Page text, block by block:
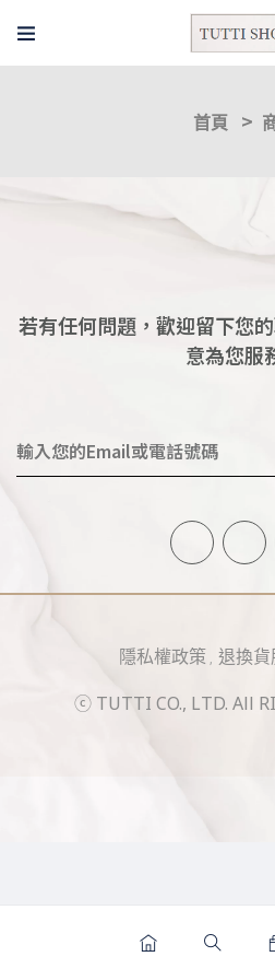
首頁
若有任何問題，歡迎留下您
意為您服
隱私權政策 退換貨
ⓒ TUTTI CO., LTD. All